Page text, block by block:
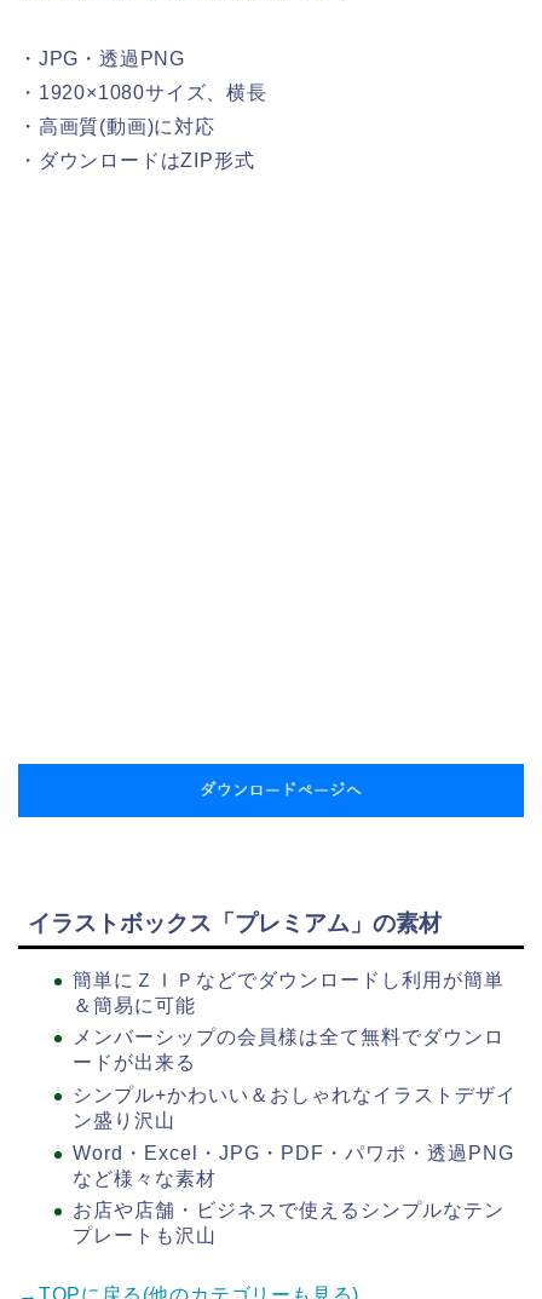
・JPG・透過PNG
・1920×1080サイズ、横長
・高画質(動画)に対応
・ダウンロードはZIP形式
イラストボックス「プレミアム」の素材
簡単にＺＩＰなどでダウンロードし利用が簡単
＆簡易に可能
メンバーシップの会員様は全て無料でダウンロ
ードが出来る
シンプル+かわいい＆おしゃれなイラストデザイ
ン盛り沢山
Word・Excel・JPG・PDF・パワポ・透過PNG
など様々な素材
お店や店舗・ビジネスで使えるシンプルなテン
プレートも沢山